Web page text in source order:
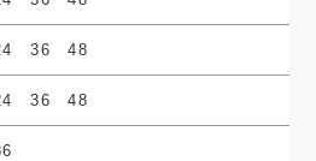
36 48
36 48